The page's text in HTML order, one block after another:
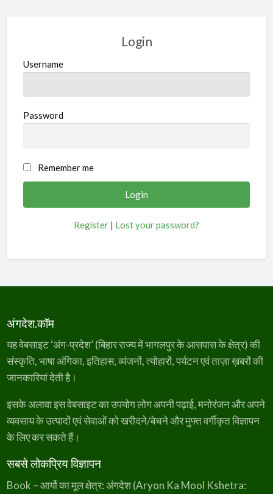
Login
Username
Password
Remember me
Register | Lost your password?
अंगदेश.कॉम
यह वेबसाइट ‘अंग-प्रदेश’ (बिहार राज्य में भागलपुर के आसपास के क्षेत्र) की
संस्कृति, भाषा अंगिका, इतिहास, व्यंजनों, त्योहारों, पर्यटन एवं ताज़ा ख़बरों की
जानकारियां देती है।
इसके अलावा इस वेबसाइट का उपयोग लोग अपनी पढ़ाई, मनोरंजन और अपने
व्यवसाय के उत्पादों एवं सेवाओं को खरीदने/बेचने और मुफ्त वर्गीकृत विज्ञापन
के लिए कर सकते हैं।
सबसे लोकप्रिय विज्ञापन
Book – आर्यो का मूल क्षेत्र: अंगदेश (Aryon Ka Mool Kshetra: